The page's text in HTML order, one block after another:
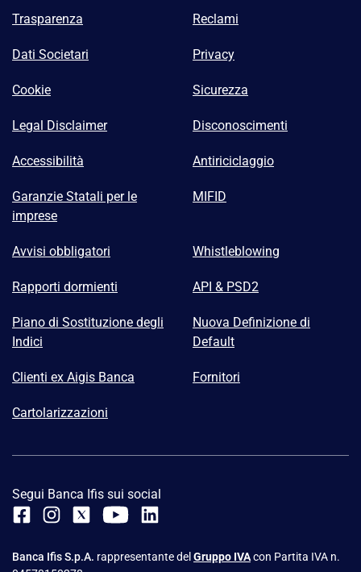
Trasparenza Reclami
Dati Societari Privacy
Cookie Sicurezza
Legal Disclaimer Disconoscimenti
Accessibilità Antiriciclaggio
Garanzie Statali per le
imprese
MIFID
Avvisi obbligatori Whistleblowing
Rapporti dormienti API & PSD2
Piano di Sostituzione degli
Indici
Nuova Definizione di
Default
Clienti ex Aigis Banca Fornitori
Cartolarizzazioni
Segui Banca Ifis sui social
Banca Ifis S.p.A. rappresentante del Gruppo IVAcon Partita IVA n.